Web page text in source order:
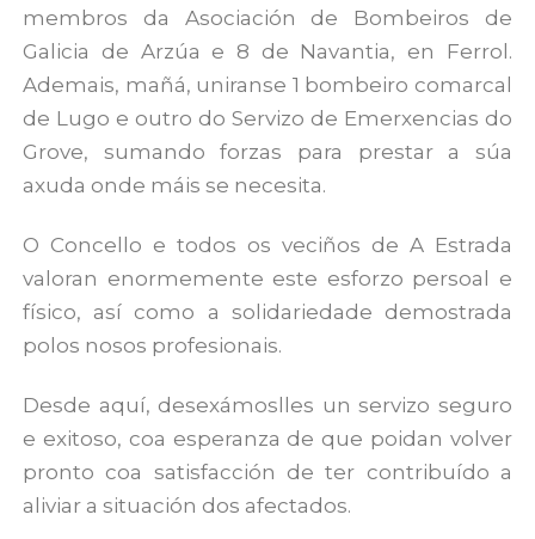
membros da Asociación de Bombeiros de
Galicia de Arzúa e 8 de Navantia, en Ferrol.
Ademais, mañá, uniranse 1 bombeiro comarcal
de Lugo e outro do Servizo de Emerxencias do
Grove, sumando forzas para prestar a súa
axuda onde máis se necesita.
O Concello e todos os veciños de A Estrada
valoran enormemente este esforzo persoal e
físico, así como a solidariedade demostrada
polos nosos profesionais.
Desde aquí, desexámoslles un servizo seguro
e exitoso, coa esperanza de que poidan volver
pronto coa satisfacción de ter contribuído a
aliviar a situación dos afectados.